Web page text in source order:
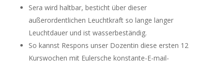
Sera wird haltbar, besticht über dieser
außerordentlichen Leuchtkraft so lange langer
Leuchtdauer und ist wasserbeständig.
So kannst Respons unser Dozentin diese ersten 12
Kurswochen mit Eulersche konstante-E-mail-